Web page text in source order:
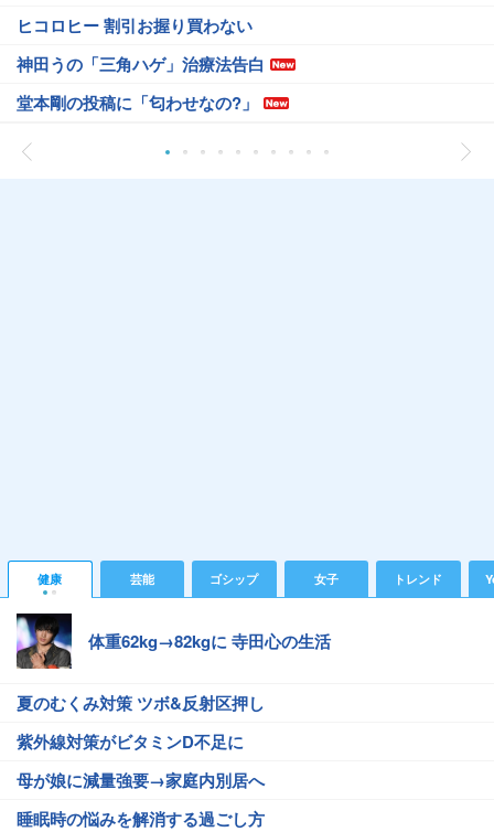
ヒコロヒー 割引お握り買わない
神田うの「三角ハゲ」治療法告白
堂本剛の投稿に「匂わせなの?」
健康 芸能 ゴシップ 女子 トレンド
体重62kg→82kgに 寺田心の生活
夏のむくみ対策 ツボ&反射区押し
紫外線対策がビタミンD不足に
母が娘に減量強要→家庭内別居へ
睡眠時の悩みを解消する過ごし方